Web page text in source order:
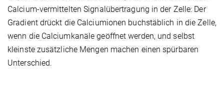
Calcium-vermittelten Signalübertragung in der Zelle: Der
Gradient drückt die Calciumionen buchstäblich in die Zelle,
wenn die Calciumkanäle geöffnet werden, und selbst
kleinste zusätzliche Mengen machen einen spürbaren
Unterschied.